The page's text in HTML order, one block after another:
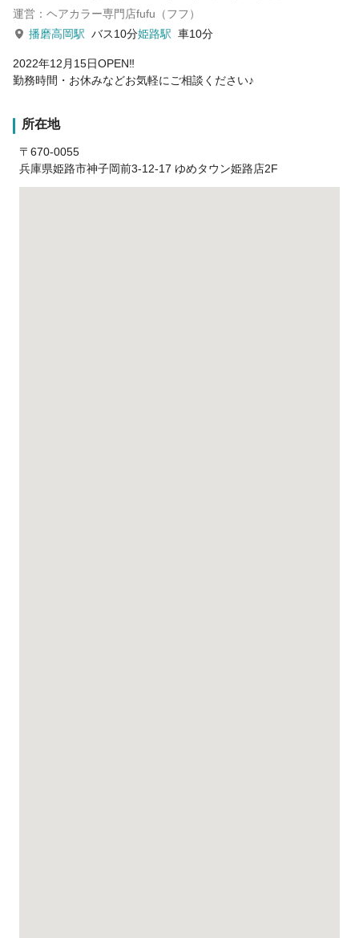
運営：ヘアカラー専門店fufu（フフ）
播磨高岡駅 バス10分姫路駅 車10分
2022年12月15日OPEN‼
勤務時間・お休みなどお気軽にご相談ください♪
所在地
〒670-0055
兵庫県姫路市神子岡前3-12-17 ゆめタウン姫路店2F